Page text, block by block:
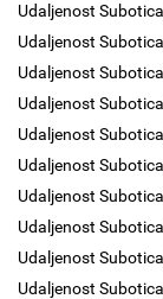
Udaljenost
Udaljenost
Udaljenost
Udaljenost
Udaljenost
Udaljenost
Udaljenost
Udaljenost
Udaljenost
Udaljenost